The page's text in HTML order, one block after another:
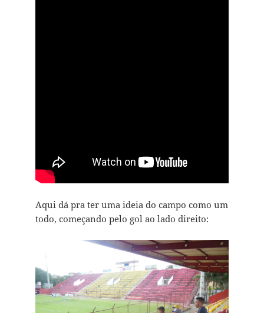
Aqui dá pra ter uma ideia do campo como um
todo, começando pelo gol ao lado direito: